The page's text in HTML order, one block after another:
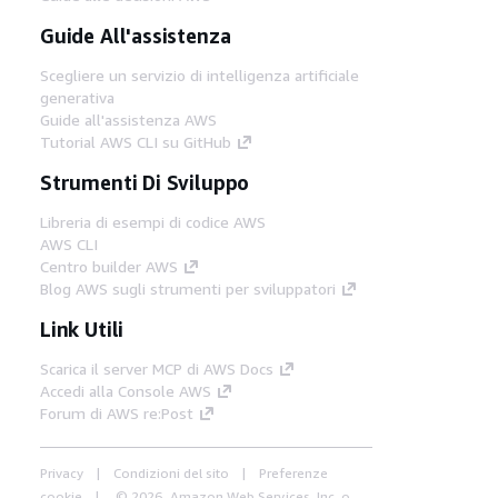
Guide All'assistenza
Scegliere un servizio di intelligenza artificiale
generativa
Guide all'assistenza AWS
Tutorial AWS CLI su GitHub
Strumenti Di Sviluppo
Libreria di esempi di codice AWS
AWS CLI
Centro builder AWS
Blog AWS sugli strumenti per sviluppatori
Link Utili
Scarica il server MCP di AWS Docs
Accedi alla Console AWS
Forum di AWS re:Post
Privacy Condizioni del sito
Preferenze